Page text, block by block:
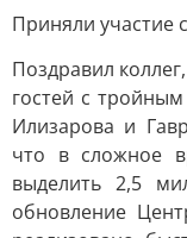
Приняли участие
Поздравил
гостей с
Илизарова и
что в сложное
выделить 2,5
обновление